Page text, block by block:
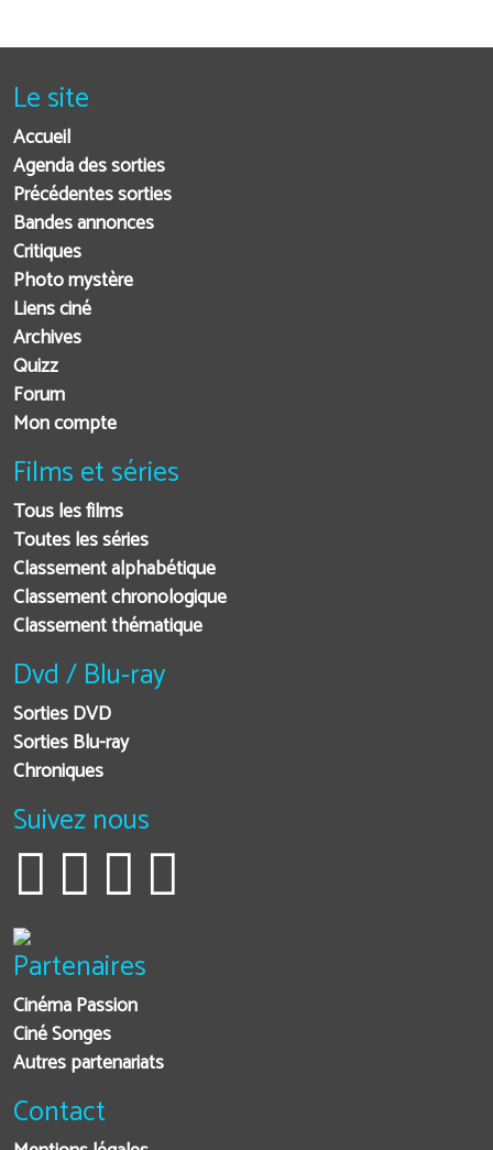
Le site
Accueil
Agenda des sorties
Précédentes sorties
Bandes annonces
Critiques
Photo mystère
Liens ciné
Archives
Quizz
Forum
Mon compte
Films et séries
Tous les films
Toutes les séries
Classement alphabétique
Classement chronologique
Classement thématique
Dvd / Blu-ray
Sorties DVD
Sorties Blu-ray
Chroniques
Suivez nous
Partenaires
Cinéma Passion
Ciné Songes
Autres partenariats
Contact